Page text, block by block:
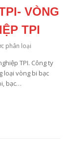
VÒNG
TPI
phân loại
TPI. Công ty
loại vòng bi bạc
bạc…